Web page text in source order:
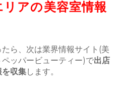
アの美容室情報
ら、次は業界情報サイト(美
ッパービューティー)で出店
を収集します。